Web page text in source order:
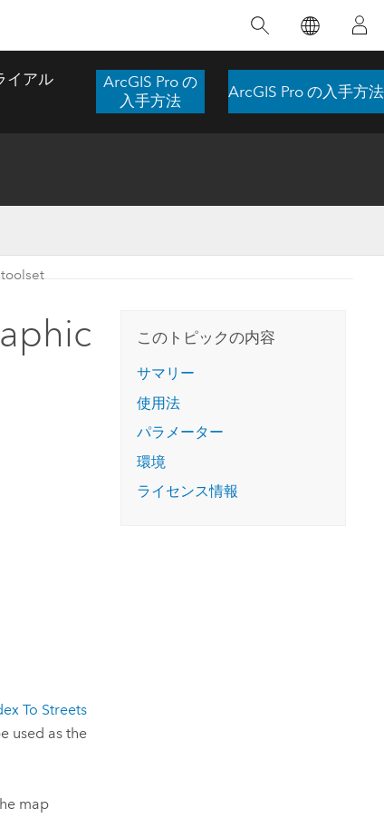
られています。 技術がどのようなものかを
ブ マップを試したり、製品の機能を調べた
ArcGIS Pro の詳細
するために使用される空間統計技術を探索
コースを探索
リケーションを構築し、重要な救助活動を
ストーリーを読む
イノベーションへの取り
組み
ーメーション
注目
イアル
ArcGIS Pro の
入手方法
ArcGIS Pro の入手方法
toolset
To Streets
used as the
map
このトピックの内容
サマリー
使用法
パラメーター
環境
ライセンス情報